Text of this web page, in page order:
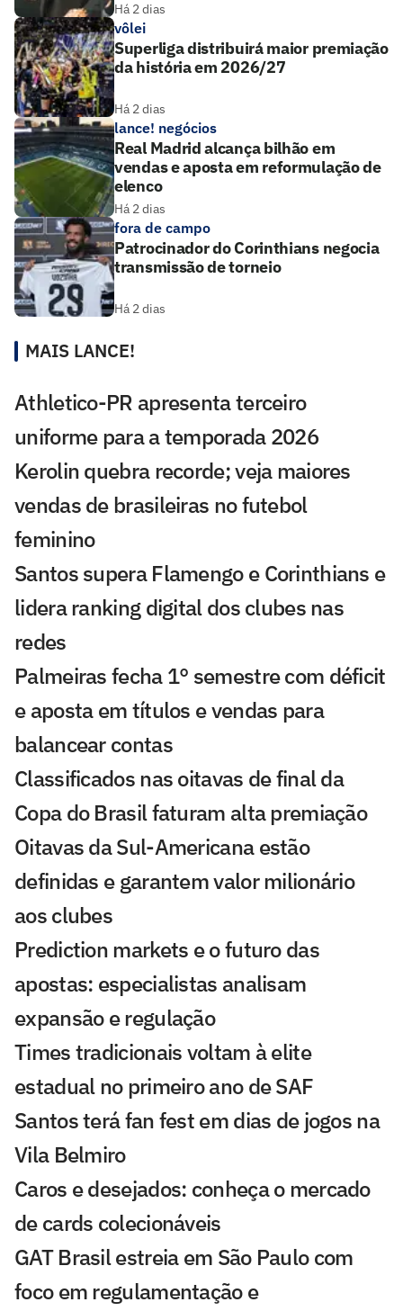
Há 2 dias
vôlei
Superliga distribuirá maior premiação
da história em 2026/27
Há 2 dias
lance! negócios
Real Madrid alcança bilhão em
vendas e aposta em reformulação de
elenco
Há 2 dias
fora de campo
Patrocinador do Corinthians negocia
transmissão de torneio
Há 2 dias
MAIS LANCE!
Athletico-PR apresenta terceiro
uniforme para a temporada 2026
Kerolin quebra recorde; veja maiores
vendas de brasileiras no futebol
feminino
Santos supera Flamengo e Corinthians e
lidera ranking digital dos clubes nas
redes
Palmeiras fecha 1° semestre com déficit
e aposta em títulos e vendas para
balancear contas
Classificados nas oitavas de final da
Copa do Brasil faturam alta premiação
Oitavas da Sul-Americana estão
definidas e garantem valor milionário
aos clubes
Prediction markets e o futuro das
apostas: especialistas analisam
expansão e regulação
Times tradicionais voltam à elite
estadual no primeiro ano de SAF
Santos terá fan fest em dias de jogos na
Vila Belmiro
Caros e desejados: conheça o mercado
de cards colecionáveis
GAT Brasil estreia em São Paulo com
foco em regulamentação e